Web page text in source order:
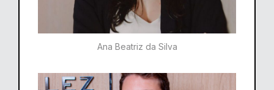
Ana Beatriz da Silva